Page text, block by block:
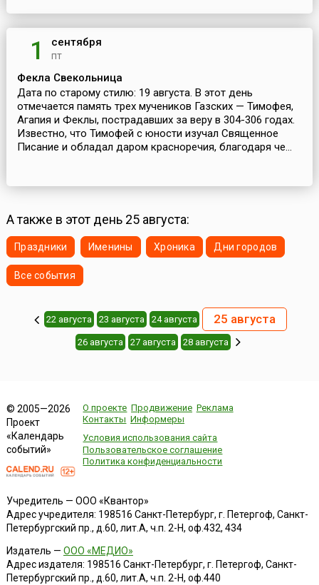
1 сентября
пт
Фекла Свекольница
Дата по старому стилю: 19 августа. В этот день
отмечается память трех мучеников Газских — Тимофея,
Агапия и Феклы, пострадавших за веру в 304-306 годах.
Известно, что Тимофей с юности изучал Священное
Писание и обладал даром красноречия, благодаря че...
А также в этот день 25 августа:
Праздники Именины Хроника Дни городов
Все события
22 августа 23 августа 24 августа 25 августа
26 августа 27 августа 28 августа
© 2005—2026
Проект
«Календарь
событий»
О проекте Продвижение Реклама
Контакты Информеры
Условия использования сайта
Пользовательское соглашение
Политика конфиденциальности
Учредитель — ООО «Квантор»
Адрес учредителя: 198516 Санкт-Петербург, г. Петергоф, Санкт-
Петербургский пр., д.60, лит.А, ч.п. 2-Н, оф.432, 434
Издатель — ООО «МЕДИО»
Адрес издателя: 198516 Санкт-Петербург, г. Петергоф, Санкт-
Петербургский пр., д.60, лит.А, ч.п. 2-Н, оф.440